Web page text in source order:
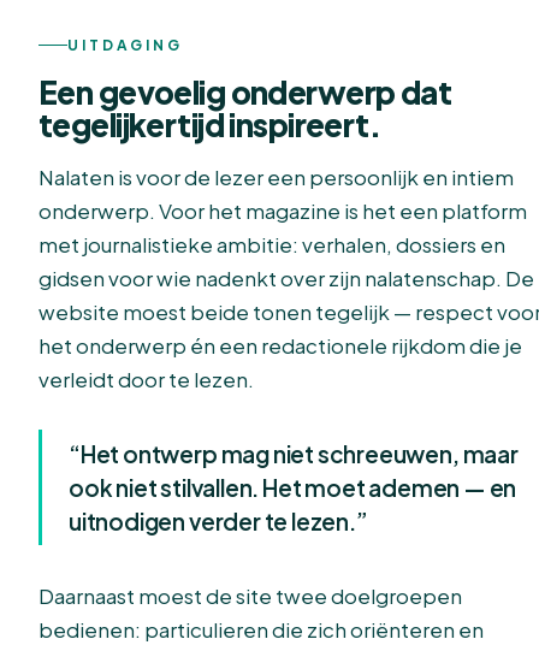
UITDAGING
Een gevoelig onderwerp dat
tegelijkertijd inspireert.
Nalaten is voor de lezer een persoonlijk en intiem
onderwerp. Voor het magazine is het een platform
met journalistieke ambitie: verhalen, dossiers en
gidsen voor wie nadenkt over zijn nalatenschap. De
website moest beide tonen tegelijk — respect
het onderwerp én een redactionele rijkdom die je
verleidt door te lezen.
“Het ontwerp mag niet schreeuwen, maar
ook niet stilvallen. Het moet ademen — en
uitnodigen verder te lezen.”
Daarnaast moest de site twee doelgroepen
bedienen: particulieren die zich oriënteren en